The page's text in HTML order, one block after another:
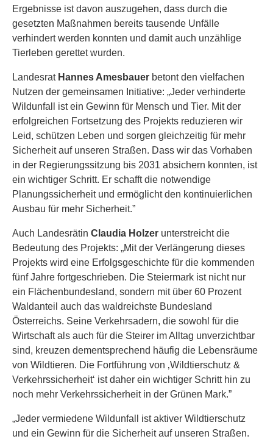
Ergebnisse ist davon auszugehen, dass durch die
gesetzten Maßnahmen bereits tausende Unfälle
verhindert werden konnten und damit auch unzählige
Tierleben gerettet wurden.
Landesrat Hannes Amesbauer betont den vielfachen
Nutzen der gemeinsamen Initiative: „Jeder verhinderte
Wildunfall ist ein Gewinn für Mensch und Tier. Mit der
erfolgreichen Fortsetzung des Projekts reduzieren wir
Leid, schützen Leben und sorgen gleichzeitig für mehr
Sicherheit auf unseren Straßen. Dass wir das Vorhaben
in der Regierungssitzung bis 2031 absichern konnten, ist
ein wichtiger Schritt. Er schafft die notwendige
Planungssicherheit und ermöglicht den kontinuierlichen
Ausbau für mehr Sicherheit.”
Auch Landesrätin Claudia Holzer unterstreicht die
Bedeutung des Projekts: „Mit der Verlängerung dieses
Projekts wird eine Erfolgsgeschichte für die kommenden
fünf Jahre fortgeschrieben. Die Steiermark ist nicht nur
ein Flächenbundesland, sondern mit über 60 Prozent
Waldanteil auch das waldreichste Bundesland
Österreichs. Seine Verkehrsadern, die sowohl für die
Wirtschaft als auch für die Steirer im Alltag unverzichtbar
sind, kreuzen dementsprechend häufig die Lebensräume
von Wildtieren. Die Fortführung von ‚Wildtierschutz &
Verkehrssicherheit‘ ist daher ein wichtiger Schritt hin zu
noch mehr Verkehrssicherheit in der Grünen Mark.”
„Jeder vermiedene Wildunfall ist aktiver Wildtierschutz
und ein Gewinn für die Sicherheit auf unseren Straßen.